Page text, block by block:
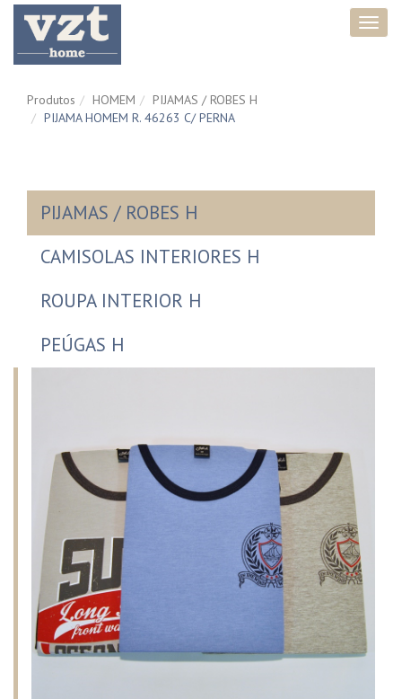
Produtos HOMEM
PIJAMAS / ROBES H
PIJAMA HOMEM R. 46263 C/ PERNA
PIJAMAS / ROBES H
CAMISOLAS INTERIORES H
ROUPA INTERIOR H
PEÚGAS H